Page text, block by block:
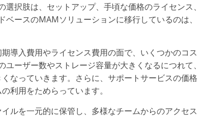
択肢は、セットアップ、手頃な価格のライセンス、
ースのMAMソリューションに移行しているのは、
導入費用やライセンス費用の面で、いくつかのコス
ーザー数やストレージ容量が大きくなるにつれて、
なっていきます。さらに、サポートサービスの価格
利用をためらっています。
ルを一元的に保管し、多様なチームからのアクセス